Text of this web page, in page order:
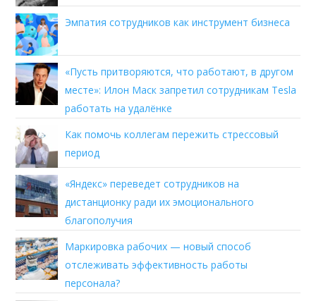
Эмпатия сотрудников как инструмент бизнеса
«Пусть притворяются, что работают, в другом
месте»: Илон Маск запретил сотрудникам Tesla
работать на удалёнке
Как помочь коллегам пережить стрессовый
период
«Яндекс» переведет сотрудников на
дистанционку ради их эмоционального
благополучия
Маркировка рабочих — новый способ
отслеживать эффективность работы
персонала?